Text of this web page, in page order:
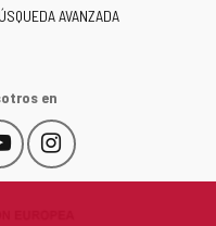
AVANZADA
en
YouTubeInstagram
Este
enlace